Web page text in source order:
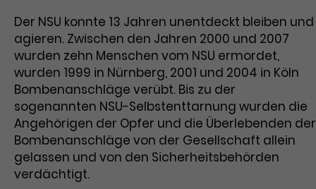
Anbieter Google Analytics
Laufzeit 1 Tag
Zweck
Dieses Cookie wird von Google
Analytics installiert. Das Cookie
wird verwendet, um Informationen
darüber zu speichern, wie
Besucher*innen eine Website
nutzen, und hilft bei der Erstellung
Name _gcl_aw
Anbieter Google Ads
Laufzeit 3 Monate
Dieses Cookie speichert
Der NSU konnte 13 Jahren unentdeckt bleiben und
agieren. Zwischen den Jahren 2000 und 2007
wurden zehn Menschen vom NSU ermordet,
wurden 1999 in Nürnberg, 2001 und 2004 in Köln
Bombenanschläge verübt. Bis zu der
sogenannten NSU-Selbstenttarnung wurden die
Angehörigen der Opfer und die Überlebenden der
Bombenanschläge von der Gesellschaft allein
gelassen und von den Sicherheitsbehörden
verdächtigt.